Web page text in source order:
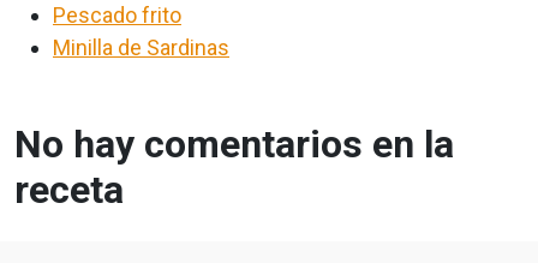
Pescado frito
Minilla de Sardinas
No hay comentarios en la
receta